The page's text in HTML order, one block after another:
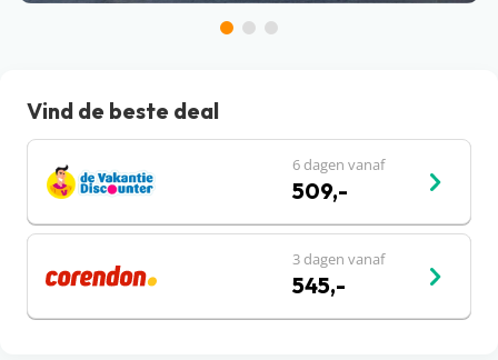
Vind de beste deal
6 dagen vanaf
509,-
3 dagen vanaf
545,-